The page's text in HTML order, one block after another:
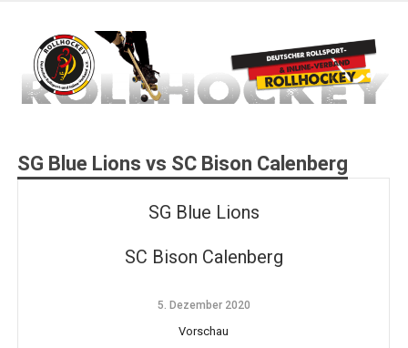
springen
SG Blue Lions vs SC Bison Calenberg
SG Blue Lions
SC Bison Calenberg
5. Dezember 2020
Vorschau